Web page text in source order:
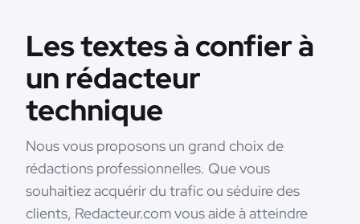
Les textes à confier à
un rédacteur
technique
Nous vous proposons un grand choix de
rédactions professionnelles. Que vous
souhaitiez acquérir du trafic ou séduire des
clients, Redacteur.com vous aide à atteindre